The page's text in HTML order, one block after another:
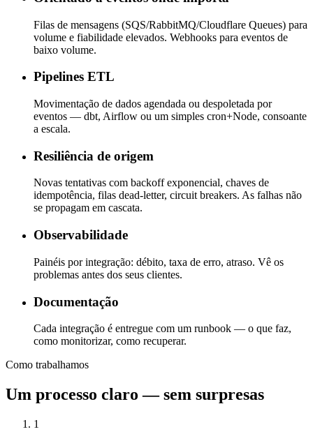
Filas de mensagens (SQS/RabbitMQ/Cloudflare Queues) para
volume e fiabilidade elevados. Webhooks para eventos de
baixo volume.
Pipelines ETL
Movimentação de dados agendada ou despoletada por
eventos — dbt, Airflow ou um simples cron+Node, consoante
a escala.
Resiliência de origem
Novas tentativas com backoff exponencial, chaves de
idempotência, filas dead-letter, circuit breakers. As falhas não
se propagam em cascata.
Observabilidade
Painéis por integração: débito, taxa de erro, atraso. Vê os
problemas antes dos seus clientes.
Documentação
Cada integração é entregue com um runbook — o que faz,
como monitorizar, como recuperar.
Como trabalhamos
Um processo claro — sem surpresas
1